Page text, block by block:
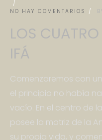
NO HAY COMENTARIOS
LOS
IFÁ
Comenzaremos con
el principio no había
vacío. En el centro de
posee la matriz de la
su propia vida, y